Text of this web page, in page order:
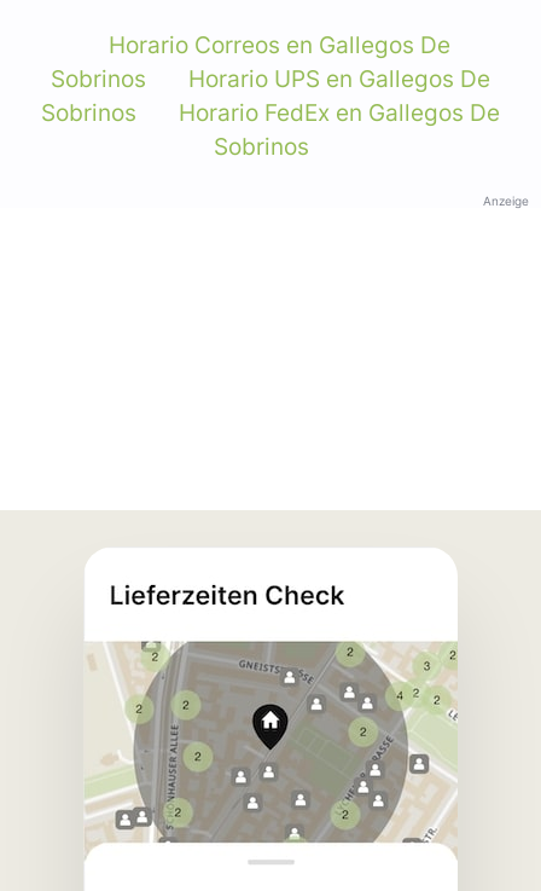
Horario Correos en Gallegos De
Sobrinos
Horario UPS en Gallegos De
Sobrinos
Horario FedEx en Gallegos De
Sobrinos
Anzeige